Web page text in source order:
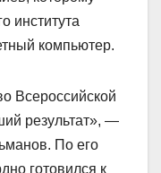
института
компьютер.
Всероссийской
результат», —
По его
готовился к